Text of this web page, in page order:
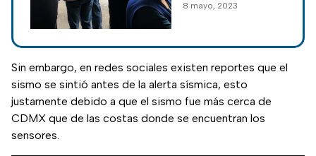
celular funcione
Sísmica y fue
creada por un
ingenioso
mexicano.
8 mayo, 2023
Sin embargo, en redes sociales existen reportes que el
sismo se sintió antes de la alerta sísmica, esto
justamente debido a que el sismo fue más cerca de
CDMX que de las costas donde se encuentran los
sensores.